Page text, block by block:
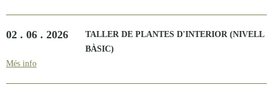
02 . 06 . 2026
TALLER DE PLANTES D'INTERIOR (NIVELL
BÀSIC)
Més info